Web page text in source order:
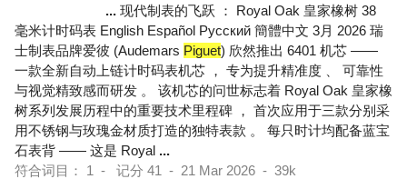
... 现代制表的飞跃 ： Royal Oak 皇家橡树 38
毫米计时码表 English Español Pусский 簡體中文 3月 2026 瑞
士制表品牌爱彼 (Audemars Piguet) 欣然推出 6401 机芯 ——
一款全新自动上链计时码表机芯 ， 专为提升精准度 、 可靠性
与视觉精致感而研发 。 该机芯的问世标志着 Royal Oak 皇家橡
树系列发展历程中的重要技术里程碑 ， 首次应用于三款分别采
用不锈钢与玫瑰金材质打造的独特表款 。 每只时计均配备蓝宝
石表背 —— 这是 Royal ...
符合词目： 1 - 记分 41 - 21 Mar 2026 - 39k